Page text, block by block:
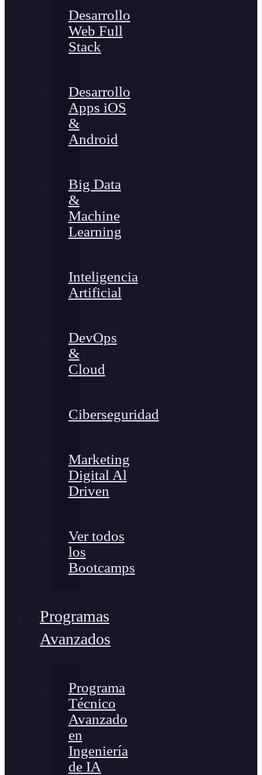
Desarrollo
Web Full
Stack
Desarrollo
Apps iOS
&
Android
Big Data
&
Machine
Learning
Inteligencia
Artificial
DevOps
&
Cloud
Ciberseguridad
Marketing
Digital Al
Driven
Ver todos
los
Bootcamps
Programas
Avanzados
Programa
Técnico
Avanzado
en
Ingeniería
de IA